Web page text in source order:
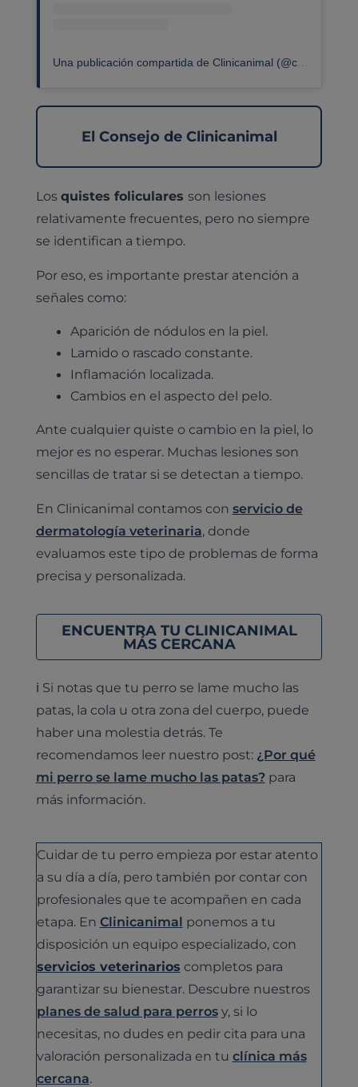
Una publicación compartida de Clinicanimal (@clinicanimalveterinaria)
El Consejo de Clinicanimal
Los quistes foliculares son lesiones
relativamente frecuentes, pero no siempre
se identifican a tiempo.
Por eso, es importante prestar atención a
señales como:
Aparición de nódulos en la piel.
Lamido o rascado constante.
Inflamación localizada.
Cambios en el aspecto del pelo.
Ante cualquier quiste o cambio en la piel, lo
mejor es no esperar. Muchas lesiones son
sencillas de tratar si se detectan a tiempo.
En Clinicanimal contamos con servicio de
dermatología veterinaria, donde
evaluamos este tipo de problemas de forma
precisa y personalizada.
ENCUENTRA TU CLINICANIMAL
MÁS CERCANA
ℹ️ Si notas que tu perro se lame mucho las
patas, la cola u otra zona del cuerpo, puede
haber una molestia detrás. Te
recomendamos leer nuestro post: ¿Por qué
mi perro se lame mucho las patas?para
más información.
Cuidar de tu perro empieza por estar atento
a su día a día, pero también por contar con
profesionales que te acompañen en cada
etapa. En Clinicanimal ponemos a tu
disposición un equipo especializado, con
servicios veterinarios completos para
garantizar su bienestar. Descubre nuestros
planes de salud para perrosy, si lo
necesitas, no dudes en pedir cita para una
valoración personalizada en tu clínica más
cercana.